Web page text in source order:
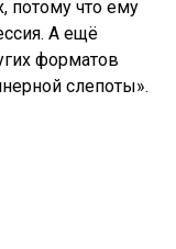
потому что ему
А ещё
форматов
слепоты».